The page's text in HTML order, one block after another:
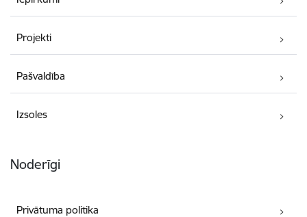
Projekti
Pašvaldība
Izsoles
Noderīgi
Privātuma politika